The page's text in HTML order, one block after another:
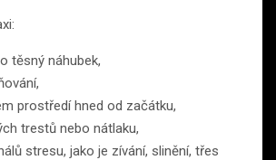
těsný náhubek,
prostředí hned od začátku,
trestů nebo nátlaku,
stresu, jako je zívání, slinění, třes